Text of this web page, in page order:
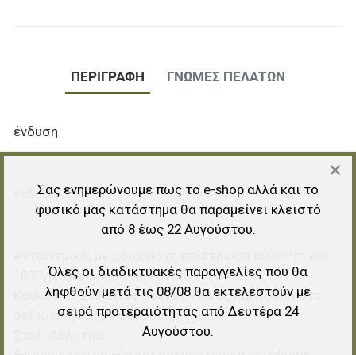
ΠΕΡΙΓΡΑΦΉ ΓΝΏΜΕΣ ΠΕΛΑΤΏΝ
ένδυση
ένδυση
1000γρ/τμ ύφασμα που αναπνέει 24 ώρες.
Κουκούλα, 2 πλαινές τσέπες,γιακάς και τσέπη στο
δεξιό στήθος με φερμουάρ.
×
Σας ενημερώνουμε πως το e-shop αλλά και το
φυσικό μας κατάστημα θα παραμείνει κλειστό
από 8 έως 22 Αυγούστου.
Όλες οι διαδικτυακές παραγγελίες που θα
ληφθούν μετά τις 08/08 θα εκτελεστούν με
σειρά προτεραιότητας από Δευτέρα 24
Αυγούστου.